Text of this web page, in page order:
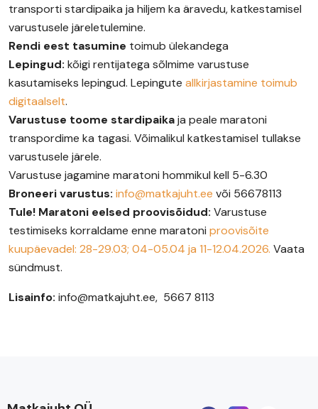
transporti stardipaika ja hiljem ka äravedu, katkestamisel
varustusele järeletulemine.
Rendi eest tasumine toimub ülekandega
Lepingud: kõigi rentijatega sõlmime varustuse
kasutamiseks lepingud. Lepingute allkirjastamine toimub
digitaalselt.
Varustuse toome stardipaikaja peale maratoni
transpordime ka tagasi. Võimalikul katkestamisel tullakse
varustusele järele.
Varustuse jagamine maratoni hommikul kell 5-6.30
Broneeri varustus: info@matkajuht.ee või 56678113
Tule! Maratoni eelsed proovisõidud: Varustuse
testimiseks korraldame enne maratoni proovisõite
kuupäevadel: 28-29.03; 04-05.04 ja 11-12.04.2026. Vaata
sündmust.
Lisainfo: info@matkajuht.ee, 5667 8113